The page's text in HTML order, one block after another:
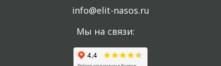
info@elit-nasos.ru
Мы на связи: